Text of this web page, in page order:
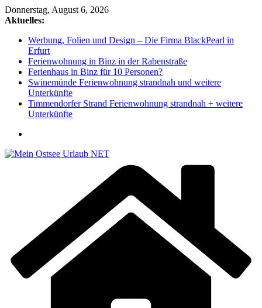
Zum
Inhalt
Donnerstag, August 6, 2026
Aktuelles:
Werbung, Folien und Design – Die Firma BlackPearl in
Erfurt
Ferienwohnung in Binz in der Rabenstraße
Ferienhaus in Binz für 10 Personen?
Swinemünde Ferienwohnung strandnah und weitere
Unterkünfte
Timmendorfer Strand Ferienwohnung strandnah + weitere
Unterkünfte